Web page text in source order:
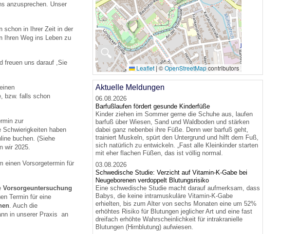
anzusprechen. Unser
schon in Ihrer Zeit in der
Ihren Weg ins Leben zu
freuen uns darauf ,Sie
bzw. falls schon
zur
haben
buchen. (Siehe
wir 2025.
einen Vorsorgetermin für
Vorsorgeuntersuchung
Termin für eine
. Auch die
in unserer Praxis an
🔍
Leaflet|©OpenStreetMapcontributors
Aktuelle Meldungen
06.08.2026
Barfußlaufen fördert gesunde Kinderfüße
Kinder ziehen im Sommer gerne die Schuhe aus, laufen
barfuß über Wiesen, Sand und Waldboden und stärken
dabei ganz nebenbei ihre Füße. Denn wer barfuß geht,
trainiert Muskeln, spürt den Untergrund und hilft dem Fuß,
sich natürlich zu entwickeln. „Fast alle Kleinkinder starten
mit eher flachen Füßen, das ist völlig normal.
03.08.2026
Schwedische Studie: Verzicht auf Vitamin-K-Gabe bei
Neugeborenen verdoppelt Blutungsrisiko
Eine schwedische Studie macht darauf aufmerksam, dass
Babys, die keine intramuskuläre Vitamin-K-Gabe
erhielten, bis zum Alter von sechs Monaten eine um 52%
erhöhtes Risiko für Blutungen jeglicher Art und eine fast
dreifach erhöhte Wahrscheinlichkeit für intrakranielle
Blutungen (Hirnblutung) aufwiesen.